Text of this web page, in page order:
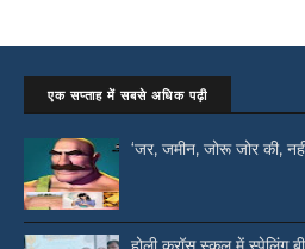
एक सप्ताह में सबसे अधिक पढ़ी
‘जर, जमीन, जोरू जोर की,